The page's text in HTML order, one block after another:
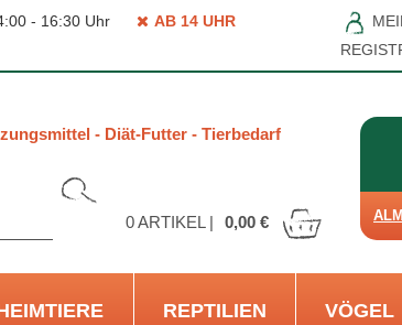
- 16:30 Uhr
AB 14 UHR
- Diät-Futter - Tierbedarf
0ARTIKEL | 0,00 €
REPTILIEN VÖGEL